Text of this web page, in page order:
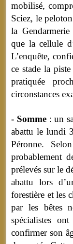
mobilisé,
Sciez, le
la
que la cellule
L’enquête,
ce stade la
pratiquée
circonstances
- Somme : un
abattu le lundi
Péronne.
probablement
prélevés sur le
abattu lors
forestière et les
par les bêtes
spécialistes
confirmer son